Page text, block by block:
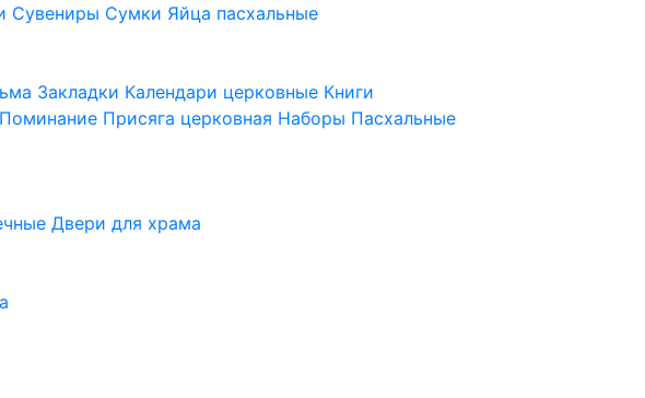
Сувениры Сумки Яйца пасхальные
Закладки Календари церковные Книги
Поминание Присяга церковная Наборы Пасхальные
Двери для храма